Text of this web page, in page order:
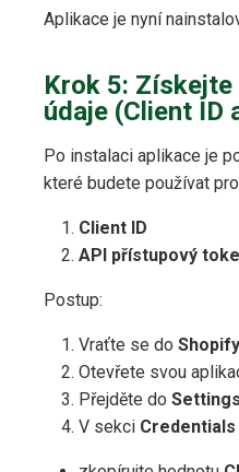
Aplikace je nyní
Krok 5:
údaje (Client ID
Po instalaci aplikace je
které budete používat
Client ID
API přístupový
Postup:
Vraťte se do
Otevřete svou
Přejděte do Settings
V sekci Credentials